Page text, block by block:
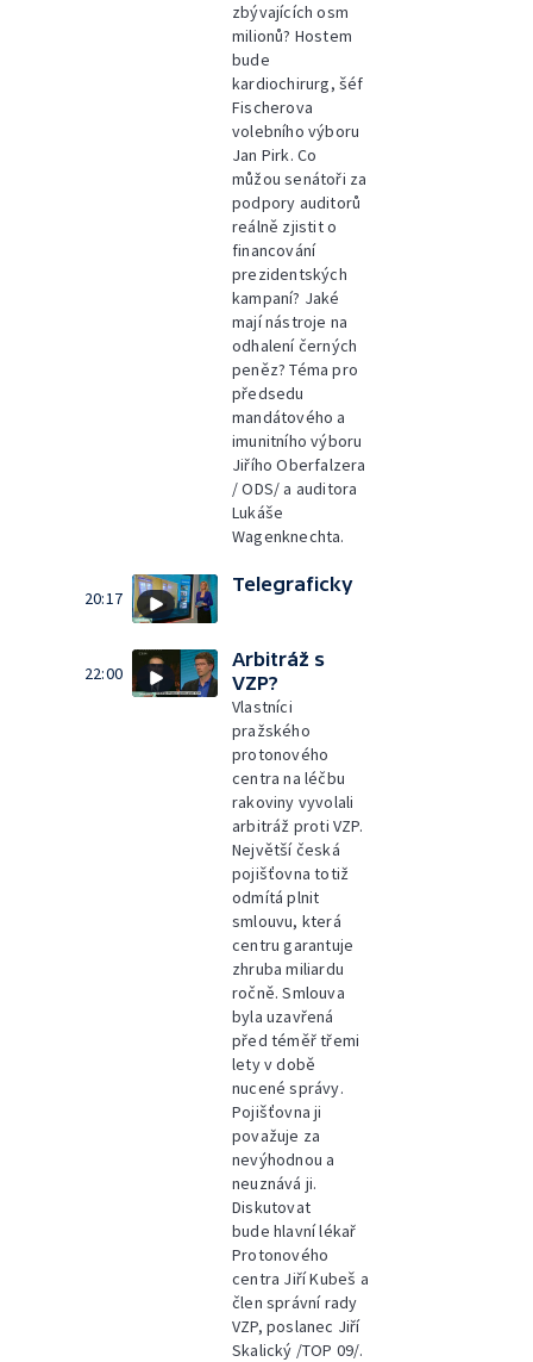
zbývajících osm
milionů? Hostem
bude
kardiochirurg, šéf
Fischerova
volebního výboru
Jan Pirk. Co
můžou senátoři za
podpory auditorů
reálně zjistit o
financování
prezidentských
kampaní? Jaké
mají nástroje na
odhalení černých
peněz? Téma pro
předsedu
mandátového a
imunitního výboru
Jiřího Oberfalzera
/ ODS/ a auditora
Lukáše
Wagenknechta.
20:17
Telegraficky
22:00
Arbitráž s
VZP?
Vlastníci
pražského
protonového
centra na léčbu
rakoviny vyvolali
arbitráž proti VZP.
Největší česká
pojišťovna totiž
odmítá plnit
smlouvu, která
centru garantuje
zhruba miliardu
ročně. Smlouva
byla uzavřená
před téměř třemi
lety v době
nucené správy.
Pojišťovna ji
považuje za
nevýhodnou a
neuznává ji.
Diskutovat
bude hlavní lékař
Protonového
centra Jiří Kubeš a
člen správní rady
VZP, poslanec Jiří
Skalický /TOP 09/.